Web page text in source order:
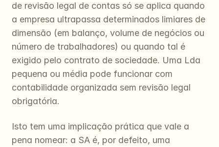
de revisão legal de contas só se aplica quando
a empresa ultrapassa determinados limiares de
dimensão (em balanço, volume de negócios ou
número de trabalhadores) ou quando tal é
exigido pelo contrato de sociedade. Uma Lda
pequena ou média pode funcionar com
contabilidade organizada sem revisão legal
obrigatória.
Isto tem uma implicação prática que vale a
pena nomear: a SA é, por defeito, uma